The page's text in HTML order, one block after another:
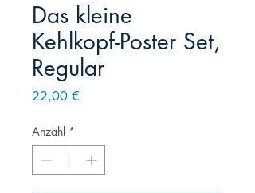
Das kleine
Kehlkopf-Poster Set,
Regular
22,00 €Preis
Anzahl *